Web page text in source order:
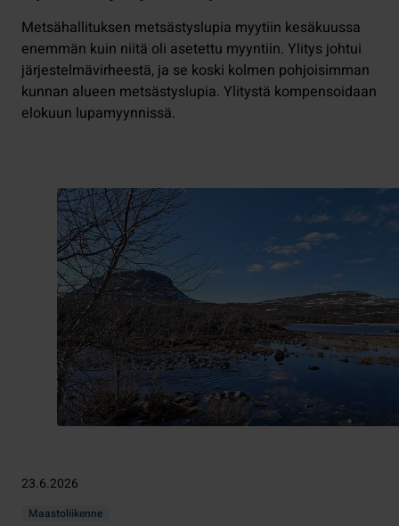
Metsähallituksen metsästyslupia myytiin kesäkuussa
enemmän kuin niitä oli asetettu myyntiin. Ylitys johtui
järjestelmävirheestä, ja se koski kolmen pohjoisimman
kunnan alueen metsästyslupia. Ylitystä kompensoidaan
elokuun lupamyynnissä.
23.6.2026
Maastoliikenne